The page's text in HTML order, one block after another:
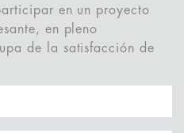
en un proyecto
en pleno
de la satisfacción de